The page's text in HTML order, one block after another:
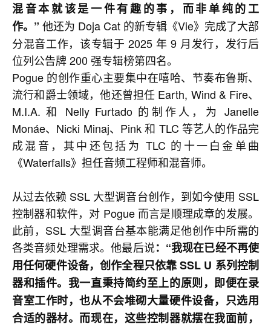
混音本就该是一件有趣的事，而非单纯的工
作。” 他还为 Doja Cat 的新专辑《Vie》完成了大部
分混音工作，该专辑于 2025 年 9 月发行，发行后
位列公告牌 200 强专辑榜第四名。
Pogue 的创作重心主要集中在嘻哈、节奏布鲁斯、
流行和爵士领域，他还曾担任 Earth, Wind & Fire、
M.I.A. 和 Nelly Furtado 的制作人，为 Janelle
Monáe、Nicki Minaj、Pink 和 TLC 等艺人的作品完
成混音，其中还包括为 TLC 的十一白金单曲
《Waterfalls》担任音频工程师和混音师。
从过去依赖 SSL 大型调音台创作，到如今使用 SSL
控制器和软件，对 Pogue 而言是顺理成章的发展。
此前，SSL 大型调音台基本能满足他创作中所需的
各类音频处理需求。他最后说：“我现在已经不再使
用任何硬件设备，创作全程只依靠 SSL U 系列控制
器和插件。我一直秉持简约至上的原则，即便在录
音室工作时，也从不会堆砌大量硬件设备，只选用
合适的器材。而现在，这些控制器就摆在我面前，